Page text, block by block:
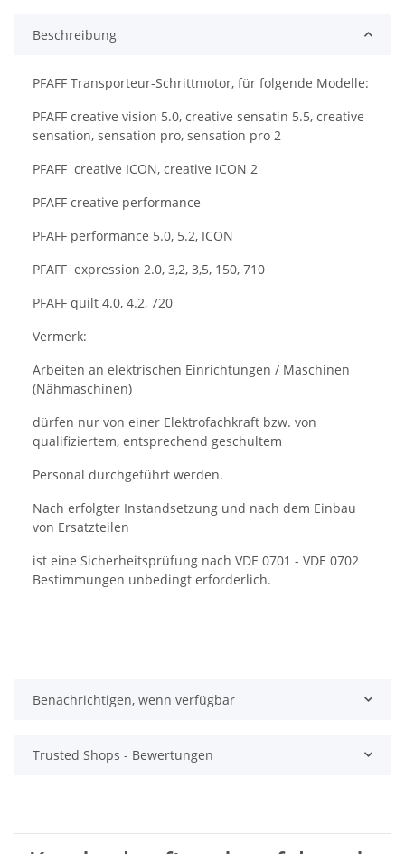
Beschreibung
PFAFF Transporteur-Schrittmotor, für folgende Modelle:
PFAFF creative vision 5.0, creative sensatin 5.5, creative
sensation, sensation pro, sensation pro 2
PFAFF creative ICON, creative ICON 2
PFAFF creative performance
PFAFF performance 5.0, 5.2, ICON
PFAFF expression 2.0, 3,2, 3,5, 150, 710
PFAFF quilt 4.0, 4.2, 720
Vermerk:
Arbeiten an elektrischen Einrichtungen / Maschinen
(Nähmaschinen)
dürfen nur von einer Elektrofachkraft bzw. von
qualifiziertem, entsprechend geschultem
Personal durchgeführt werden.
Nach erfolgter Instandsetzung und nach dem Einbau
von Ersatzteilen
ist eine Sicherheitsprüfung nach VDE 0701 - VDE 0702
Bestimmungen unbedingt erforderlich.
Benachrichtigen, wenn verfügbar
Trusted Shops - Bewertungen